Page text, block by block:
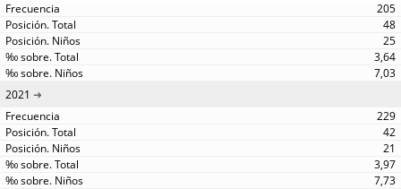
205
48
25
3,64
7,03
2021
229
42
21
3,97
7,73